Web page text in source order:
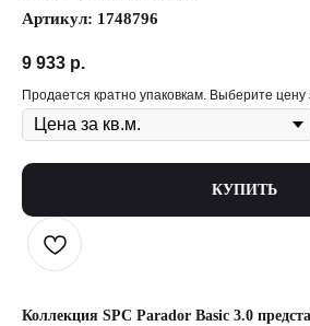
Артикул: 1748796
9 933 р.
Продается кратно упаковкам. Выберите цену
КУПИТЬ
Коллекция SPC Parador Basic 3.0